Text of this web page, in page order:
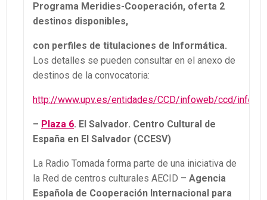
Programa Meridies-Cooperación, oferta 2
destinos disponibles,
con perfiles de titulaciones de Informática.
Los detalles se pueden consultar en el anexo de
destinos de la convocatoria:
http://www.upv.es/entidades/CCD/infoweb/ccd/info/
– Plaza 6. El Salvador. Centro Cultural de
España en El Salvador (CCESV)
La Radio Tomada forma parte de una iniciativa de
la Red de centros culturales AECID – Agencia
Española de Cooperación Internacional para